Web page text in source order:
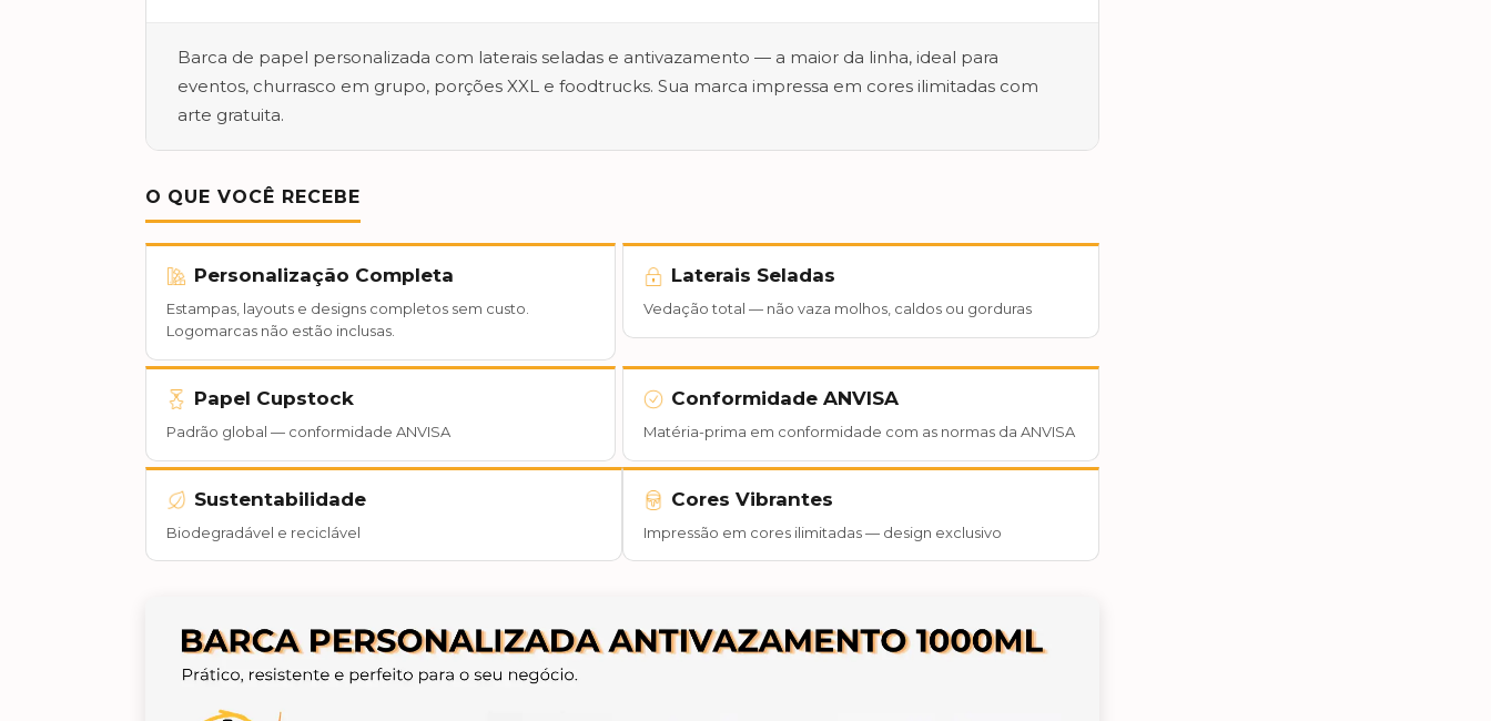
Barca de papel personalizada com laterais seladas e antivazamento — a maior da linha, ideal para
eventos, churrasco em grupo, porções XXL e foodtrucks. Sua marca impressa em cores ilimitadas com
arte gratuita.
O QUE VOCÊ RECEBE
Personalização Completa
Estampas, layouts e designs completos sem custo.
Logomarcas não estão inclusas.
Laterais Seladas
Vedação total — não vaza molhos, caldos ou gorduras
Papel Cupstock
Padrão global — conformidade ANVISA
Conformidade ANVISA
Matéria-prima em conformidade com as normas da ANVISA
Sustentabilidade
Biodegradável e reciclável
Cores Vibrantes
Impressão em cores ilimitadas — design exclusivo